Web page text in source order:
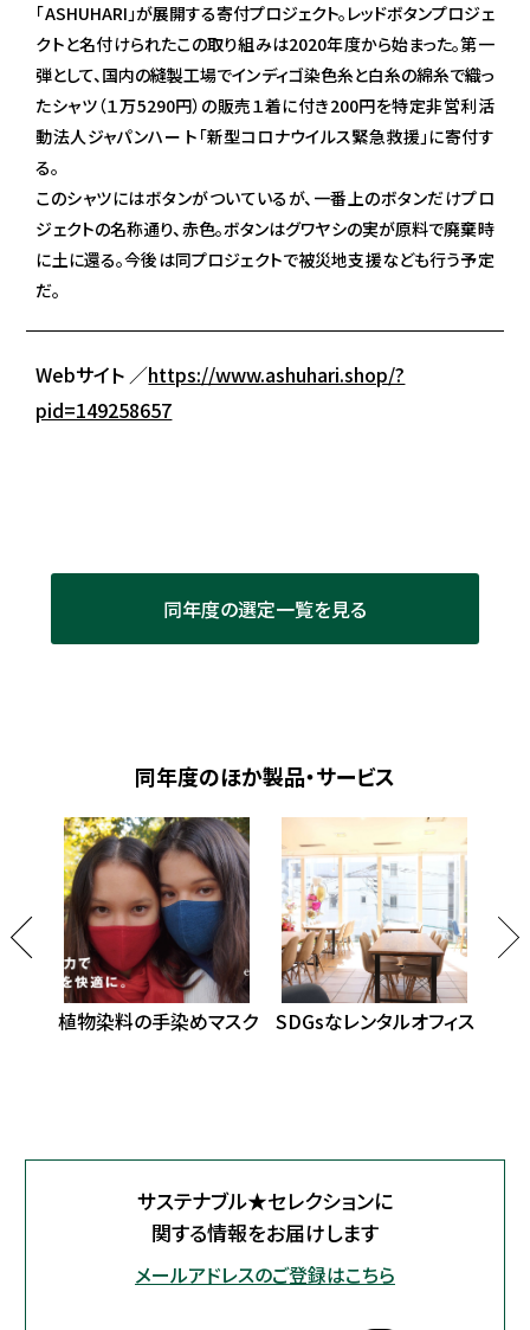
「ASHUHARI」が展開する寄付プロジェクト。レッドボタンプロジェ
クトと名付けられたこの取り組みは2020年度から始まった。第一
弾として、国内の縫製工場でインディゴ染色糸と白糸の綿糸で織っ
たシャツ（１万5290円）の販売１着に付き200円を特定非営利活
動法人ジャパンハー ト「新型コロナウイルス緊急救援」に寄付す
る。
このシャツにはボタンがついているが、一番上のボタンだけプロ
ジェクトの名称通り、赤色。ボタンはグワヤシの実が原料で廃棄時
に土に還る。今後は同プロジェクトで被災地支援なども行う予定
だ。
Webサイト ／https://www.ashuhari.shop/?
pid=149258657
同年度の選定一覧を見る
同年度のほか製品・サービス
植物染料の手染めマスク SDGsなレンタルオフィス
サステナブル★セレクションに
関する情報をお届けします
メールアドレスのご登録はこちら